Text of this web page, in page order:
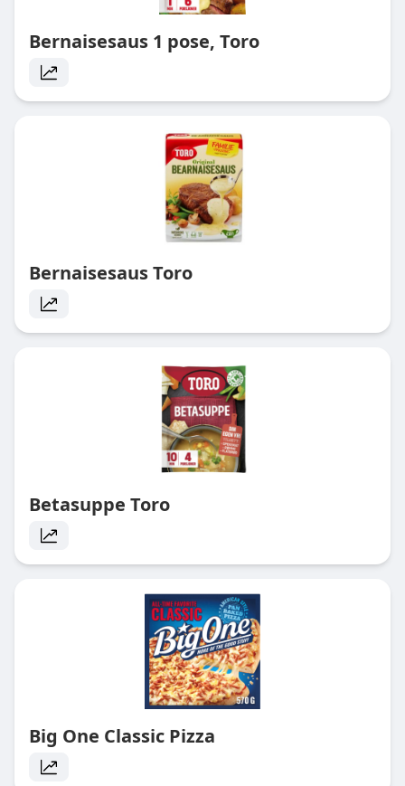
Bernaisesaus 1 pose, Toro
Bernaisesaus Toro
Betasuppe Toro
Big One Classic Pizza